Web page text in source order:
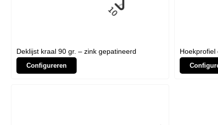
Deklijst kraal 90 gr. – zink gepatineerd
Configureren
Hoekprofiel